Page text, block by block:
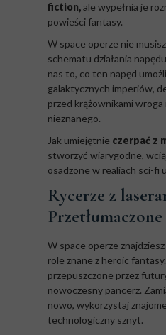
fiction,ale wypełnia je
powieści fantasy.
W space operze nie
schematu działania
nas to, co ten napęd
galaktycznych imperiów,
przed krążownikami
nieznanego.
Jak umiejętnie czerpać z
stworzyć wiarygodne,
osadzone w realiach sci-fi
Rycerze z
W space operze
role znane z heroic
przepuszczone przez
nowoczesny pancerz.
nowo, wykorzystaj
technologiczny sznyt.